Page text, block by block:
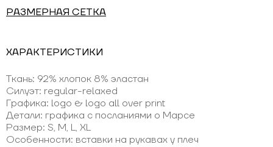
РАЗМЕРНАЯ СЕТКА
ХАРАКТЕРИСТИКИ
Ткань: 92% хлопок 8% эластан
Силуэт: regular-relaxed
Графика: logo & logo all over print
Детали: графика с посланиями о Марсе
Размер: S, M, L, XL
Особенности: вставки на рукавах у плеч